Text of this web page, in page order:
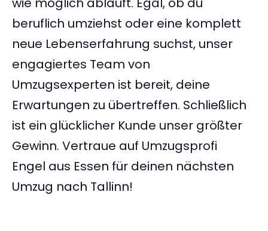
beruflich umziehst oder eine komplett
neue Lebenserfahrung suchst, unser
engagiertes Team von
Umzugsexperten ist bereit, deine
Erwartungen zu übertreffen. Schließlich
ist ein glücklicher Kunde unser größter
Gewinn. Vertraue auf Umzugsprofi
Engel aus Essen für deinen nächsten
Umzug nach Tallinn!